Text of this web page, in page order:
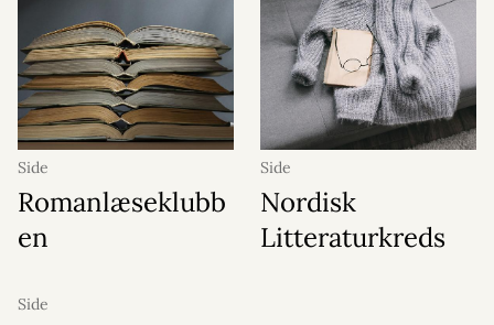
Side
Romanlæseklubb
en
Side
Nordisk
Litteraturkreds
Side